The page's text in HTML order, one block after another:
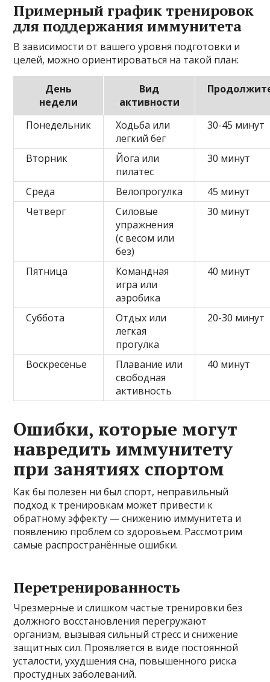
Примерный график тренировок
для поддержания иммунитета
В зависимости от вашего уровня подготовки и
целей, можно ориентироваться на такой план:
День
недели
Вид
активности
Понедельник
Ходьба или
легкий бег
30-45 минут
Вторник
Йога или
пилатес
30 минут
Среда Велопрогулка
45 минут
Четверг
Силовые
упражнения
(с весом или
без)
30 минут
Пятница
Командная
игра или
аэробика
40 минут
Суббота
Отдых или
легкая
прогулка
20-30 минут
Воскресенье
Плавание или
свободная
активность
40 минут
Ошибки, которые могут
навредить иммунитету
при занятиях спортом
Как бы полезен ни был спорт, неправильный
подход к тренировкам может привести к
обратному эффекту — снижению иммунитета и
появлению проблем со здоровьем. Рассмотрим
самые распространённые ошибки.
Перетренированность
Чрезмерные и слишком частые тренировки без
должного восстановления перегружают
организм, вызывая сильный стресс и снижение
защитных сил. Проявляется в виде постоянной
усталости, ухудшения сна, повышенного риска
простудных заболеваний.